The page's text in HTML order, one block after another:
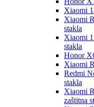
Xiaomi
Xiaomi
stakla
Xiaomi
stakla
Honor
Xiaomi
Redmi
stakla
Xiaomi
zaštitna